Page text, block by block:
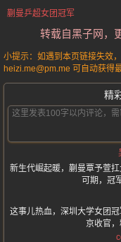
蒯曼乒超女团冠军
转载自黑子网，
小提示：如遇到本页链接失效
heizi.me@pm.me 可自动获得
精
新生代崛起暖，蒯曼覃予萱
可期，冠
这事儿热血，深圳大学女团
京收官，